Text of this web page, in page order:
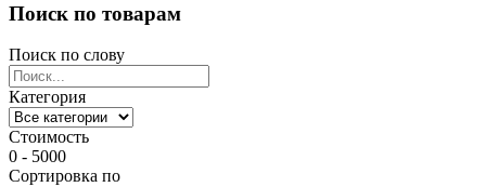
Поиск по товарам
Поиск по слову
Категория
Стоимость
0 - 5000
Сортировка по